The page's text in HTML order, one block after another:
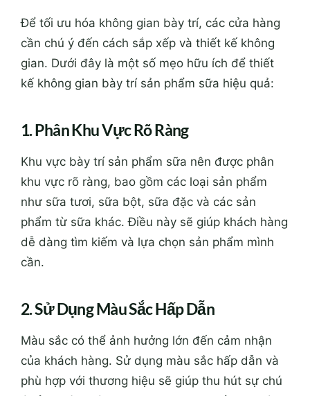
Để tối ưu hóa không gian bày trí, các cửa hàng
cần chú ý đến cách sắp xếp và thiết kế không
gian. Dưới đây là một số mẹo hữu ích để thiết
kế không gian bày trí sản phẩm sữa hiệu quả:
1. Phân Khu Vực Rõ Ràng
Khu vực bày trí sản phẩm sữa nên được phân
khu vực rõ ràng, bao gồm các loại sản phẩm
như sữa tươi, sữa bột, sữa đặc và các sản
phẩm từ sữa khác. Điều này sẽ giúp khách hàng
dễ dàng tìm kiếm và lựa chọn sản phẩm mình
cần.
2. Sử Dụng Màu Sắc Hấp Dẫn
Màu sắc có thể ảnh hưởng lớn đến cảm nhận
của khách hàng. Sử dụng màu sắc hấp dẫn và
phù hợp với thương hiệu sẽ giúp thu hút sự chú